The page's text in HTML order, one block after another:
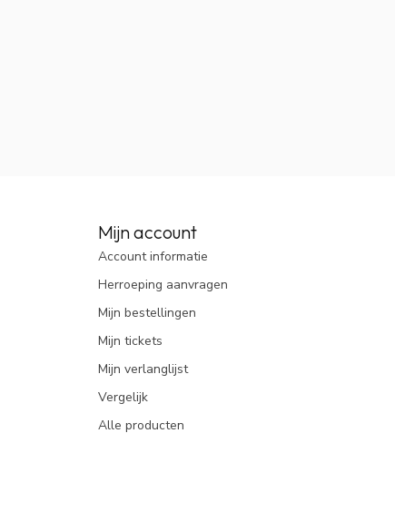
Mijn account
Account informatie
Herroeping aanvragen
Mijn bestellingen
Mijn tickets
Mijn verlanglijst
Vergelijk
Alle producten